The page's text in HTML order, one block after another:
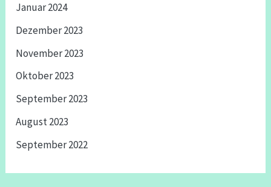
Januar 2024
Dezember 2023
November 2023
Oktober 2023
September 2023
August 2023
September 2022